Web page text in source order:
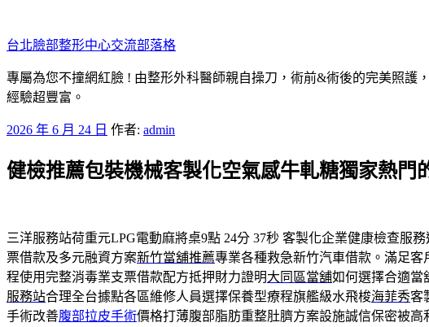
至
主
要
內
台北臉部整形中心交流部落格
專屬為您不撞網紅臉 ! 由整形外科醫師親自操刀，術前&術後的完美照護
經驗超豐富。
發
於
2026 年 6 月 24 日 作者: admin
健檢推薦包裝機械客製化空氣感牛軋糖獨家熱門
三洋服務站荷重元LPG電動麻將桌9點 24分 37秒 客製化企業健康檢查服務
票借款及多元融資方案新竹當舖推薦專業各種救急新竹汽車借款。滿足客
程使用完整消毒業支票借款配方抵押財力證明大同區當舖如何選擇合適當
服務站合理全台據點各區維修人員選擇保養型療程旗艦級水飛梭海菲秀客
手術改善腹部拉皮手術價格打薄腹部脂肪重整肚臍方案設施誠信保密被高